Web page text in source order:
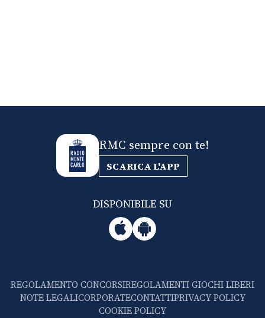
RMC sempre con te!
SCARICA L'APP
DISPONIBILE SU
REGOLAMENTO CONCORSIREGOLAMENTI GIOCHI LIBERI
NOTE LEGALICORPORATECONTATTIPRIVACY POLICY
COOKIE POLICY